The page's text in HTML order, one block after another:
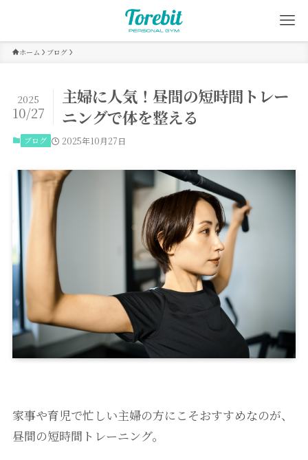
ホーム ブログ
主婦に人気！昼間の短時間トレー
ニングで体を整える
2025
10/27
ブログ 2025年10月27日
家事や育児で忙しい主婦の方にこそおすすめなのが、
昼間の短時間トレーニング。